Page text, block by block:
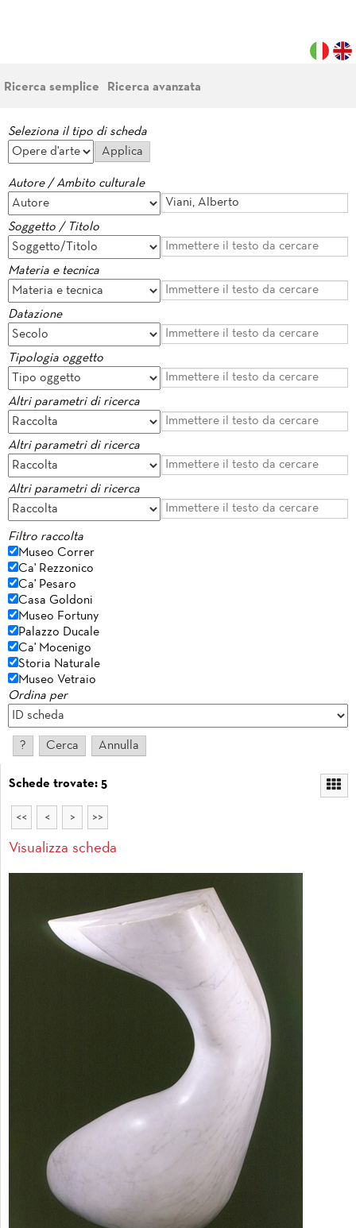
Ricerca semplice Ricerca avanzata
Seleziona il tipo di scheda
Autore / Ambito culturale
Soggetto / Titolo
Materia e tecnica
Datazione
Tipologia oggetto
Altri parametri di ricerca
Altri parametri di ricerca
Altri parametri di ricerca
Filtro raccolta
Museo Correr
Ca' Rezzonico
Ca' Pesaro
Casa Goldoni
Museo Fortuny
Palazzo Ducale
Ca' Mocenigo
Storia Naturale
Museo Vetraio
Ordina per
Schede trovate: 5
<< < > >>
Visualizza scheda